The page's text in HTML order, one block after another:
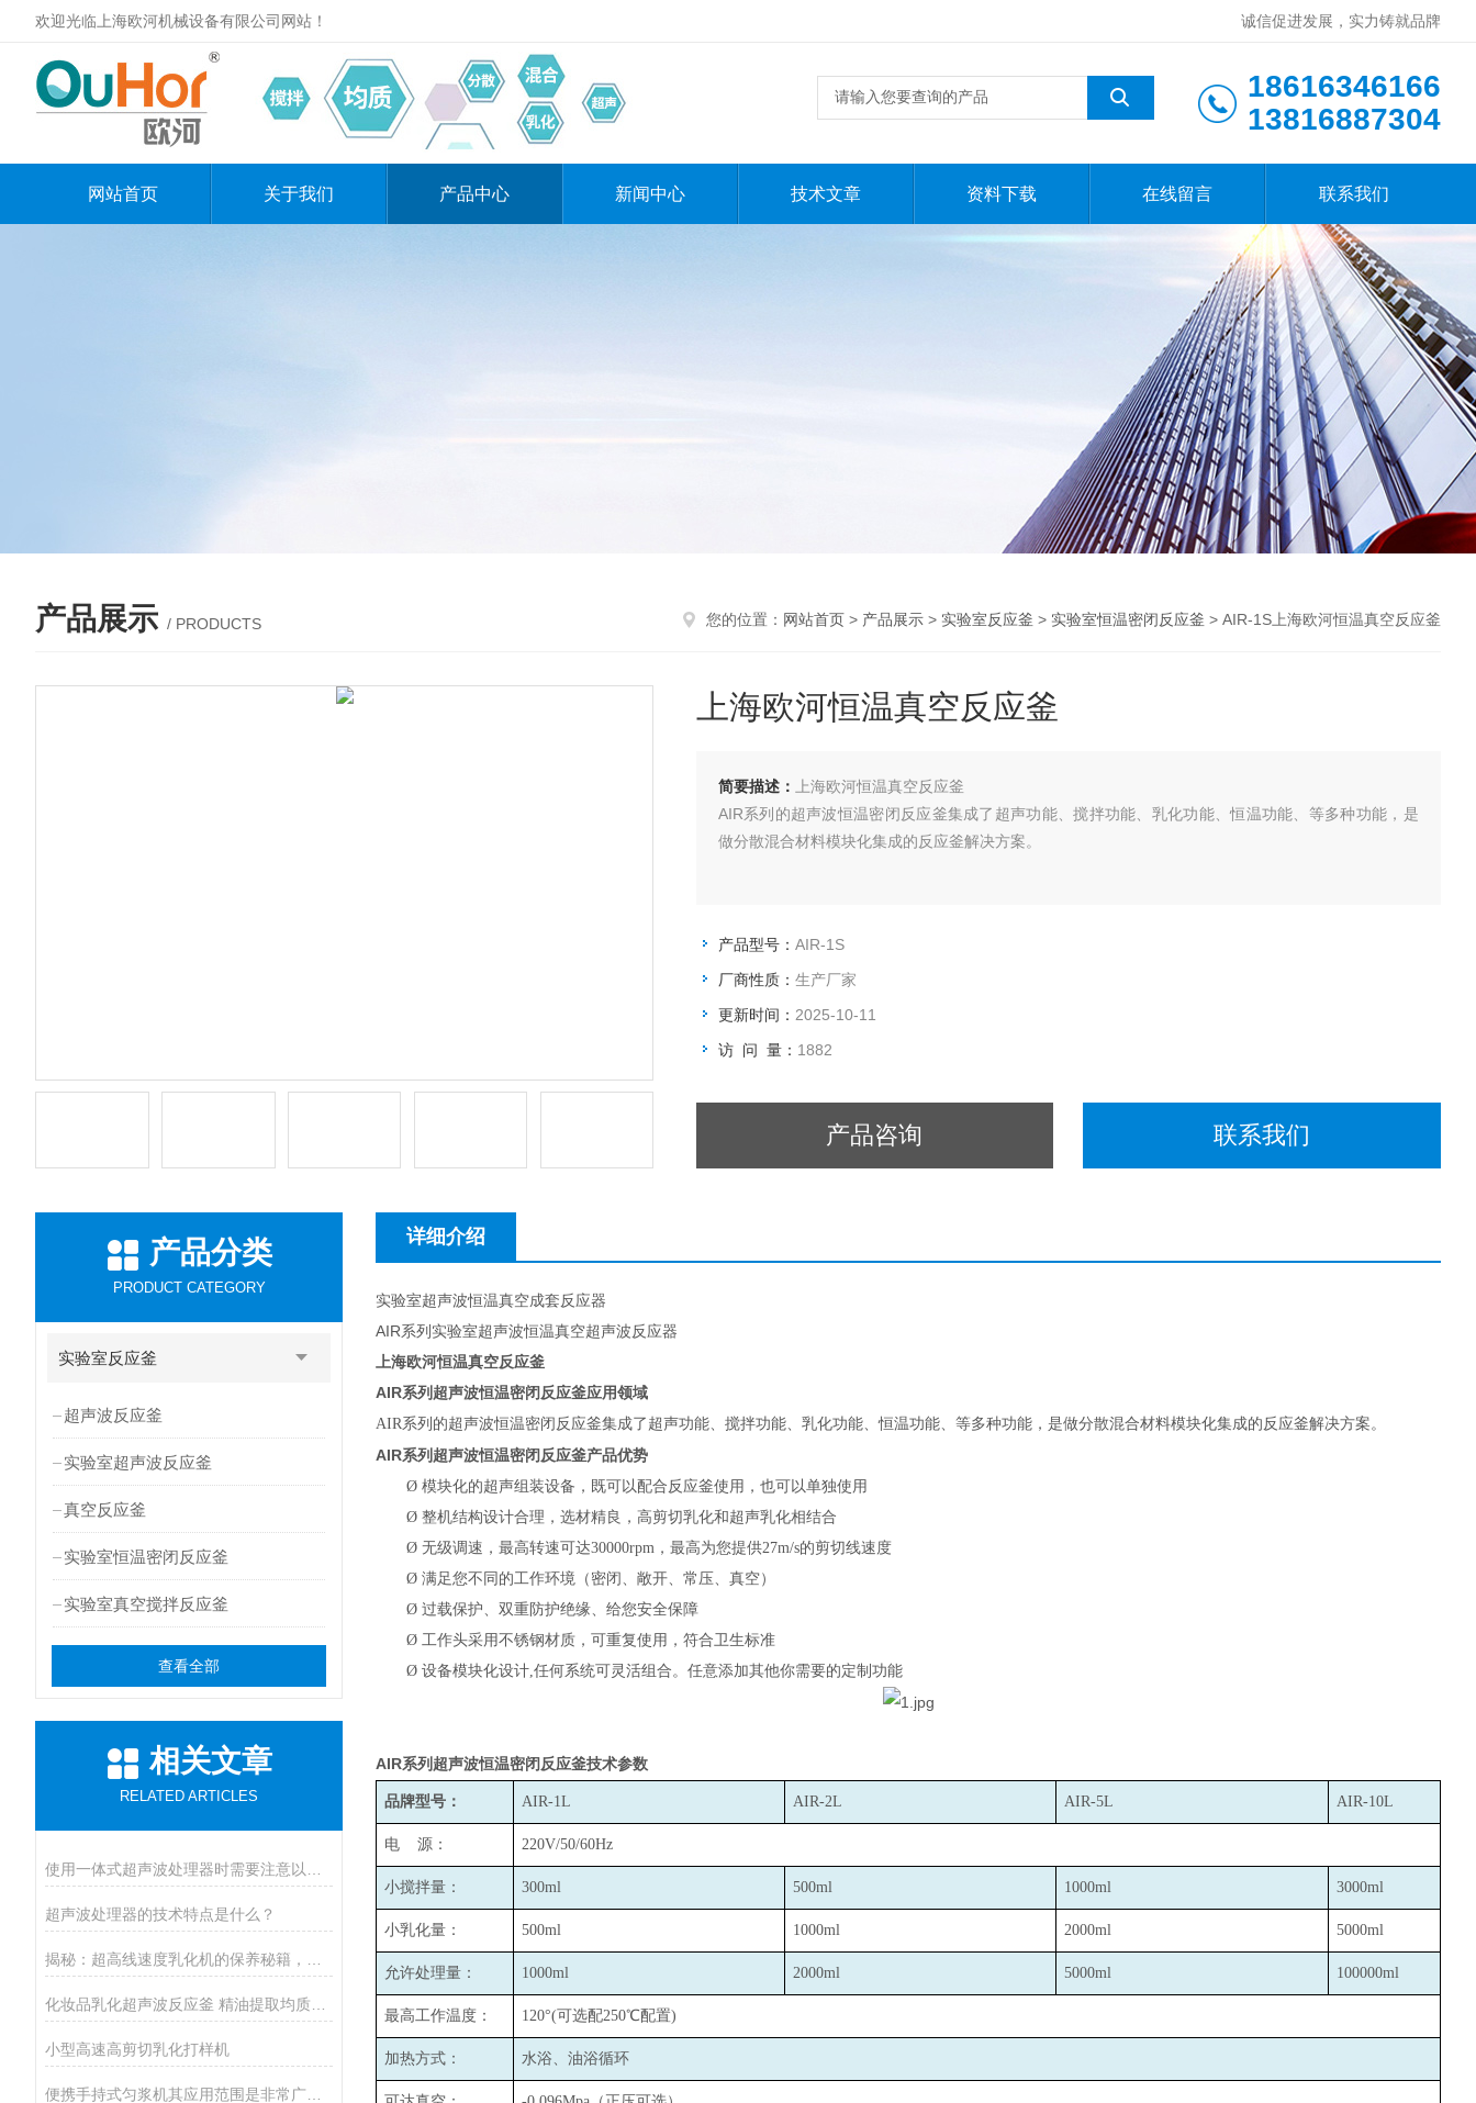
欢迎光临上海欧河机械设备有限公司网站！ 诚信促进发展，实力铸就品牌
18616346166
13816887304
网站首页 关于我们 产品中心 新闻中心 技术文章 资料下载 在线留言 联系我们
产品展示 / PRODUCTS 您的位置： 网站首页 > 产品展示 > 实验室反应釜 > 实验室恒温密闭反应釜 > AIR-1S上海欧河恒温真空反应釜
上海欧河恒温真空反应釜
简要描述：
上海欧河恒温真空反应釜
AIR系列的超声波恒温密闭反应釜集成了超声功能、搅拌功能、乳化功能、恒温功能、等多种功能，是
做分散混合材料模块化集成的反应釜解决方案。
产品型号： AIR-1S
厂商性质： 生产厂家
更新时间： 2025-10-11
访 问 量： 1882
产品咨询 联系我们
产品分类
PRODUCT CATEGORY
实验室反应釜
超声波反应釜
实验室超声波反应釜
真空反应釜
实验室恒温密闭反应釜
实验室真空搅拌反应釜
查看全部
相关文章
RELATED ARTICLES
超声波处理器的技术特点是什么？
小型高速高剪切乳化打样机
详细介绍
实验室超声波恒温真空成套反应器
AIR系列实验室超声波恒温真空超声波反应器
上海欧河恒温真空反应釜
AIR系列超声波恒温密闭反应釜应用领域
AIR系列的超声波恒温密闭反应釜集成了超声功能、搅拌功能、乳化功能、恒温功能、等多种功能，是做分散混合材料模块化集成的反应釜解决方案。
AIR系列超声波恒温密闭反应釜产品优势
Ø 模块化的超声组装设备，既可以配合反应釜使用，也可以单独使用
Ø 整机结构设计合理，选材精良，高剪切乳化和超声乳化相结合
Ø 无级调速，最高转速可达30000rpm，最高为您提供27m/s的剪切线速度
Ø 满足您不同的工作环境（密闭、敞开、常压、真空）
Ø 过载保护、双重防护绝缘、给您安全保障
Ø 工作头采用不锈钢材质，可重复使用，符合卫生标准
Ø 设备模块化设计,任何系统可灵活组合。任意添加其他你需要的定制功能
AIR系列超声波恒温密闭反应釜技术参数
品牌型号： AIR-1L AIR-2L AIR-5L AIR-10L
电 源： 220V/50/60Hz
小搅拌量： 300ml 500ml 1000ml 3000ml
小乳化量： 500ml 1000ml 2000ml 5000ml
允许处理量： 1000ml 2000ml 5000ml 100000ml
最高工作温度： 120°(可选配250℃配置)
加热方式： 水浴、油浴循环